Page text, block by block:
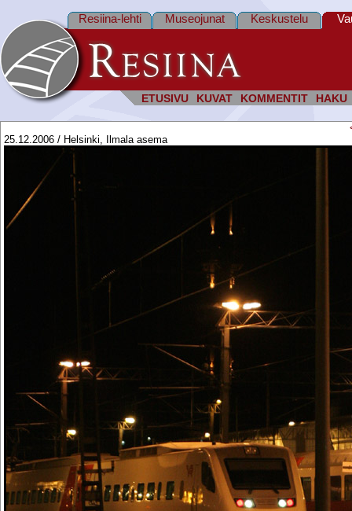
ETUSIVU KUVAT KOMMENTIT HAKU
Resiina-lehti Museojunat Keskustelu
25.12.2006 / Helsinki, Ilmala asema